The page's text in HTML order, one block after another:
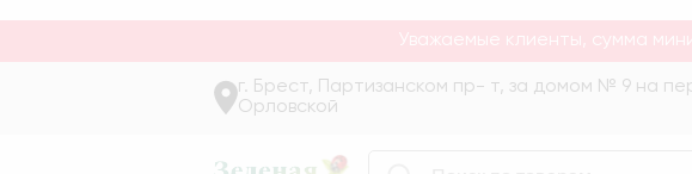
Уважаемые клиенты, сумма
г. Брест, Партизанском пр- т, за домом № 9 на
Орловской